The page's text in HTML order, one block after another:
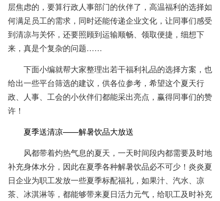
层焦虑的，要算行政人事部门的伙伴了，高温福利的选择如
何满足员工的需求，同时还能传递企业文化，让同事们感受
到清凉与关怀，还要照顾到运输顺畅、领取便捷，细想下
来，真是个复杂的问题……
下面小编就帮大家整理出若干福利礼品的选择方案，也
给出一些平台筛选的建议，供各位参考，希望这个夏天行
政、人事、工会的小伙伴们都能采出亮点，赢得同事们的赞
许！
夏季送清凉——解暑饮品大放送
风都带着灼热气息的夏天，一天时间段内都需要及时地
补充身体水分，因此在夏季各种解暑饮品必不可少 ！ 炎炎夏
日企业为职工发放一些夏季标配福礼 ， 如果汁、 汽水、 凉
茶、 冰淇淋等 ， 都能够带来夏日活力元气 ， 给职工及时补充